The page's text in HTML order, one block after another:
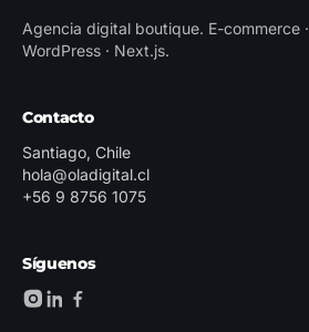
Agencia digital boutique. E-commerce ·
WordPress · Next.js.
Contacto
Santiago, Chile
hola@oladigital.cl
+56 9 8756 1075
Síguenos